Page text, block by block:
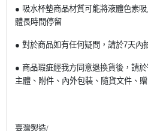
● 吸水杯墊商品材質可能將液體色素
體長時間停留
● 對於商品如有任何疑問，請於7天內
● 商品瑕疵經我方同意退換貨後，請
主體、附件、內外包裝、隨貨文件、
臺灣製造/